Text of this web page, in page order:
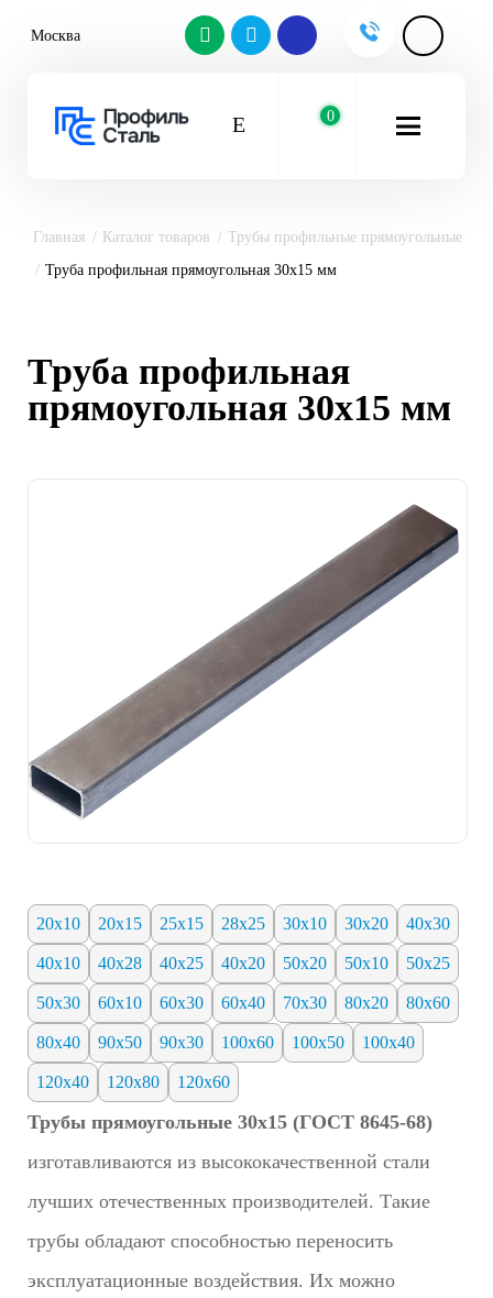
Москва
0
Главная Каталог товаров
Трубы профильные прямоугольные
Труба профильная прямоугольная 30х15 мм
Труба профильная
прямоугольная 30х15 мм
20х10 20х15 25х15 28х25 30х10 30х20 40х30
40х10 40х28 40х25 40х20 50х20 50х10 50х25
50х30 60х10 60х30 60х40 70х30 80х20 80х60
80х40 90x50 90х30 100х60 100х50 100х40
120х40 120х80 120х60
Трубы прямоугольные 30х15 (ГОСТ 8645-68)
изготавливаются из высококачественной стали
лучших отечественных производителей. Такие
трубы обладают способностью переносить
эксплуатационные воздействия. Их можно